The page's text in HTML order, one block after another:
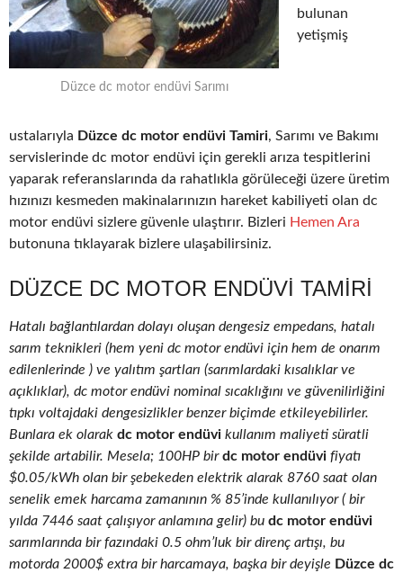
Düzce dc motor endüvi Sarımı
bulunan
yetişmiş
ustalarıyla Düzce dc motor endüvi Tamiri, Sarımı ve Bakımı
servislerinde dc motor endüvi için gerekli arıza tespitlerini
yaparak referanslarında da rahatlıkla görüleceği üzere üretim
hızınızı kesmeden makinalarınızın hareket kabiliyeti olan dc
motor endüvi sizlere güvenle ulaştırır. Bizleri Hemen Ara
butonuna tıklayarak bizlere ulaşabilirsiniz.
DÜZCE DC MOTOR ENDÜVI TAMIRI
Hatalı bağlantılardan dolayı oluşan dengesiz empedans, hatalı
sarım teknikleri (hem yeni dc motor endüvi için hem de onarım
edilenlerinde ) ve yalıtım şartları (sarımlardaki kısalıklar ve
açıklıklar), dc motor endüvi nominal sıcaklığını ve güvenilirliğini
tıpkı voltajdaki dengesizlikler benzer biçimde etkileyebilirler.
Bunlara ek olarak dc motor endüvi kullanım maliyeti süratli
şekilde artabilir. Mesela; 100HP birdc motor endüvi fiyatı
$0.05/kWh olan bir şebekeden elektrik alarak 8760 saat olan
senelik emek harcama zamanının % 85’inde kullanılıyor ( bir
yılda 7446 saat çalışıyor anlamına gelir) bu dc motor endüvi
sarımlarında bir fazındaki 0.5 ohm’luk bir direnç artışı, bu
motorda 2000$ extra bir harcamaya, başka bir deyişle Düzce dc